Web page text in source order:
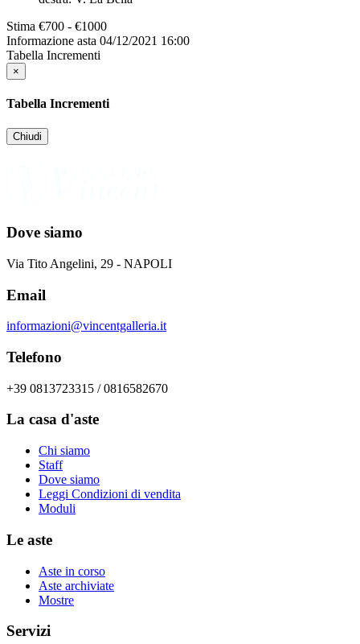
Stima €700 - €1000
Informazione asta 04/12/2021 16:00
Tabella Incrementi
×
Tabella Incrementi
Chiudi
Dove siamo
Via Tito Angelini, 29 - NAPOLI
Email
informazioni@vincentgalleria.it
Telefono
+39 0813723315 / 0816582670
La casa d'aste
Chi siamo
Staff
Dove siamo
Leggi Condizioni di vendita
Moduli
Le aste
Aste in corso
Aste archiviate
Mostre
Servizi